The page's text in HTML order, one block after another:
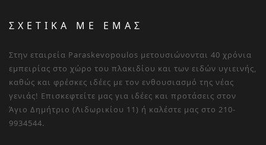
ΣΧΕΤΙΚΑ ΜΕ ΕΜΑΣ
Στην εταιρεία Paraskevopoulos μετουσιώνονται 40 χρόνια
εμπειρίας στο χώρο του πλακιδίου και των ειδών υγιεινής,
καθώς και φρέσκες ιδέες με τον ενθουσιασμό της νέας
γενιάς! Επισκεφτείτε μας για ιδέες και προτάσεις στον
Άγιο Δημήτριο (Λιδωρικίου 11) ή καλέστε μας στο 210-
9934544.